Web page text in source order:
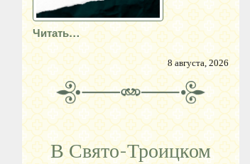
Читать…
8 августа, 2026
В Свято-Троицком